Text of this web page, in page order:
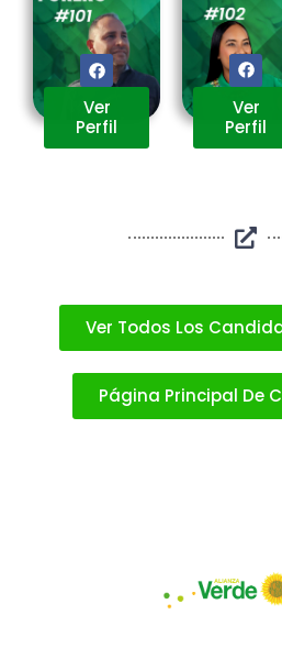
Ver
Perfil
Ver
Perfil
Ver Todos Los
Página Principal De